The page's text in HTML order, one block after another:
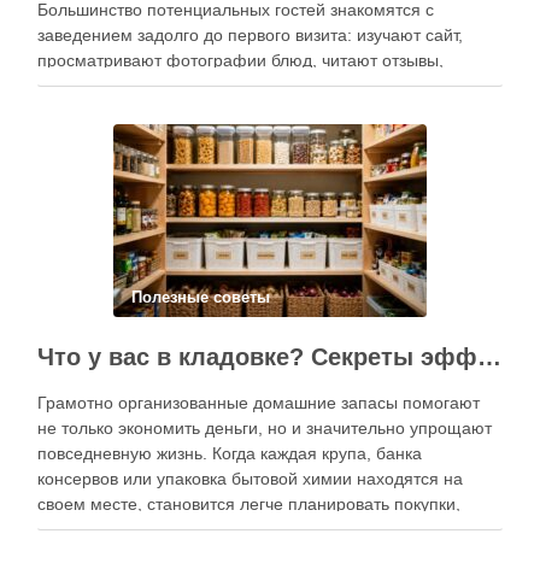
Большинство потенциальных гостей знакомятся с
заведением задолго до первого визита: изучают сайт,
просматривают фотографии блюд, читают отзывы,
оценивают интерьер, сравнивают цены и даже смотрят
продвижение становится одним из ключевых
инструментов увеличения посещаемости, повышения …
Полезные советы
Что у вас в кладовке? Секреты эффективного планирования запасов
Грамотно организованные домашние запасы помогают
не только экономить деньги, но и значительно упрощают
повседневную жизнь. Когда каждая крупа, банка
консервов или упаковка бытовой химии находятся на
своем месте, становится легче планировать покупки,
готовить блюда и избегать лишних расходов.